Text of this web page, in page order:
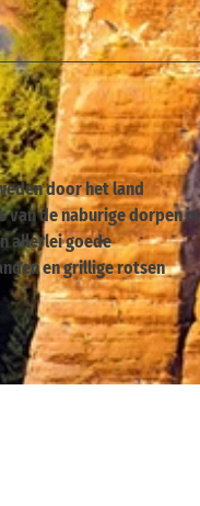
door het land
van de naburige dorpen in
allerlei goede
en grillige rotsen